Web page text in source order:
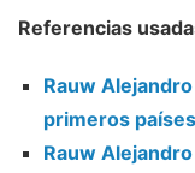
Referencias
Rauw
primeros
Rauw